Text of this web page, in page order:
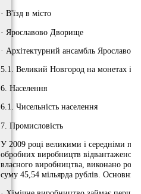
· В'їзд в місто
· Ярославово Дворище
· Архітектурний ансамбль
5.1. Великий Новгород на монетах і
6. Населення
6.1. Чисельність населення
7. Промисловість
У 2009 році великими і середніми
обробних виробництв відвантажено
власного виробництва, виконано
суму 45,54 мільярда рублів.